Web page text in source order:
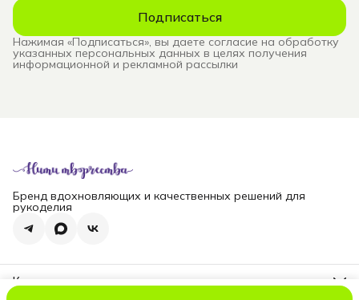
Подписаться
Нажимая «Подписаться», вы даете согласие на обработку
указанных персональных данных в целях получения
информационной и рекламной рассылки
Бренд вдохновляющих и качественных решений для
рукоделия
Контакты